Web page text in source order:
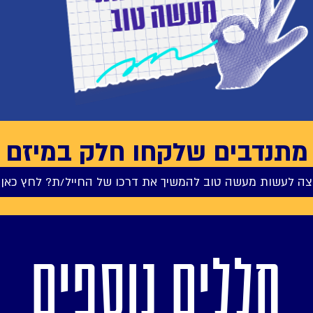
מתנדבים שלקחו חלק במיזם
לעשות מעשה טוב להמשיך את דרכו של החייל/ת? לחץ
חללים נוספים